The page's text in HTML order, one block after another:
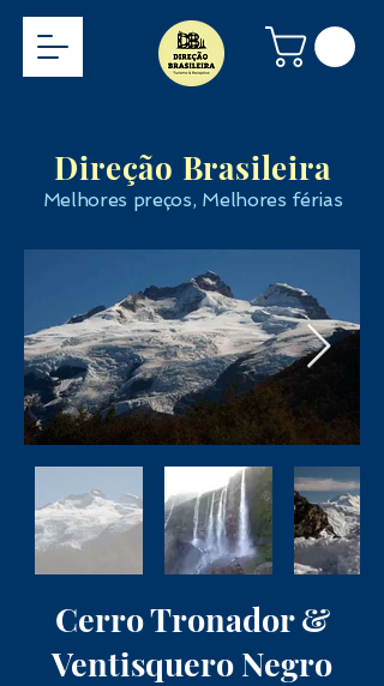
Direção Brasileira
Melhores preços, Melhores férias
Cerro Tronador &
Ventisquero Negro